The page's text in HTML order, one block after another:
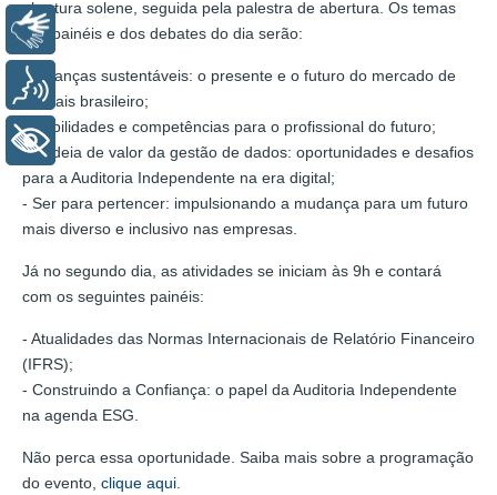
abertura solene, seguida pela palestra de abertura. Os temas
dos painéis e dos debates do dia serão:
- Finanças sustentáveis: o presente e o futuro do mercado de
capitais brasileiro;
- Habilidades e competências para o profissional do futuro;
- Cadeia de valor da gestão de dados: oportunidades e desafios
para a Auditoria Independente na era digital;
- Ser para pertencer: impulsionando a mudança para um futuro
mais diverso e inclusivo nas empresas.
Já no segundo dia, as atividades se iniciam às 9h e contará
com os seguintes painéis:
- Atualidades das Normas Internacionais de Relatório Financeiro
(IFRS);
- Construindo a Confiança: o papel da Auditoria Independente
na agenda ESG.
Não perca essa oportunidade. Saiba mais sobre a programação
do evento, clique aqui
Libras
Voz
+ Acessibilidade